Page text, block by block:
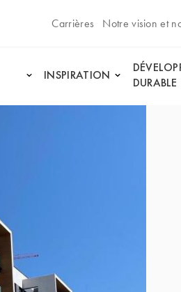
Carrières
Notre vision et
INSPIRATION
DURABLE